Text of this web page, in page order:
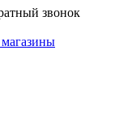
звонок